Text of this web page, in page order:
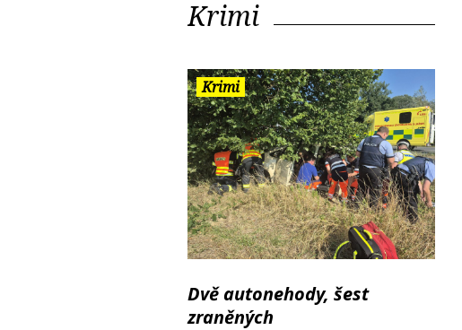
Krimi
Krimi
Dvě autonehody, šest
zraněných